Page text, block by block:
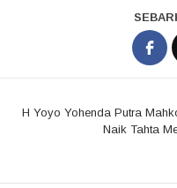
H Yoyo Yohenda Putra
Naik Tahta